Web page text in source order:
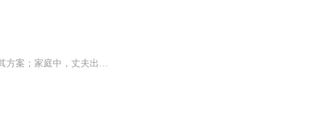
苏子舟在制造业企业拼搏多年成高管，却面临诸多困境。职场上，男性同事因性别歧视否定其方案；家庭中，丈夫出轨致婚姻破裂，离婚纠纷牵扯精力。她在社交场合亦受冷遇，供应商也常轻视她。但苏子舟凭借坚韧毅力，用专业能力证明自己，妥善处理离婚事宜，重...